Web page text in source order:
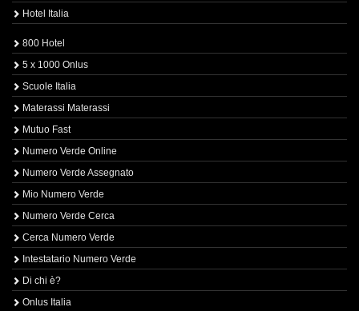
Hotel Italia
800 Hotel
5 x 1000 Onlus
Scuole Italia
Materassi Materassi
Mutuo Fast
Numero Verde Online
Numero Verde Assegnato
Mio Numero Verde
Numero Verde Cerca
Cerca Numero Verde
Intestatario Numero Verde
Di chi è?
Onlus Italia